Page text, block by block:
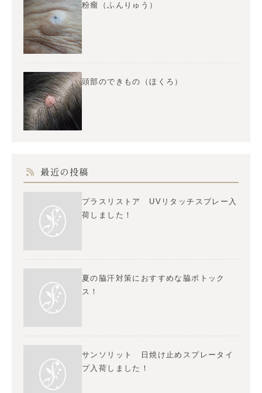
粉瘤（ふんりゅう）
頭部のできもの（ほくろ）
最近の投稿
プラスリストア UVリタッチスプレー入
荷しました！
夏の脇汗対策におすすめな脇ボトック
ス！
サンソリット 日焼け止めスプレータイ
プ入荷しました！